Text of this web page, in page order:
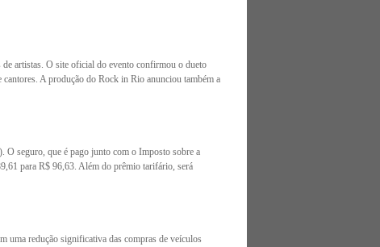
artistas. O site oficial do evento confirmou o dueto
cantores. A produção do Rock in Rio anunciou também a
seguro, que é pago junto com o Imposto sobre a
para R$ 96,63. Além do prêmio tarifário, será
uma redução significativa das compras de veículos